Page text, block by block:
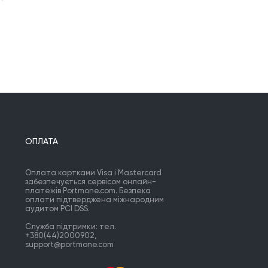
ОПЛАТА
Оплата картками Visa і Mastercard
забезпечується сервісом онлайн-
платежів Portmone.com. Безпека
оплати підтверджена міжнародним
аудитом PCI DSS.
Служба підтримки: тел.
+380(44)2000902,
support@portmone.com